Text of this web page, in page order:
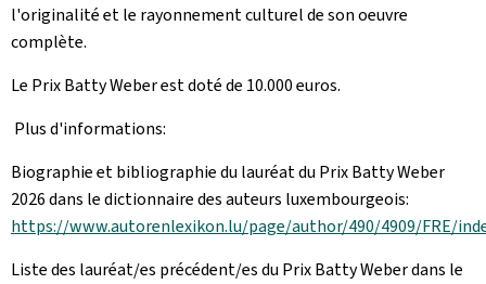
l'originalité et le rayonnement culturel de son oeuvre
complète.
Le Prix Batty Weber est doté de 10.000 euros.
Plus d'informations:
Biographie et bibliographie du lauréat du Prix Batty Weber
2026 dans le dictionnaire des auteurs luxembourgeois:
https://www.autorenlexikon.lu/page/author/490/4909/FRE/
Liste des lauréat/es précédent/es du Prix Batty Weber dans le